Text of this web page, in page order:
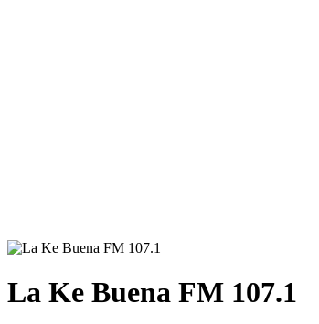
La Ke Buena FM 107.1